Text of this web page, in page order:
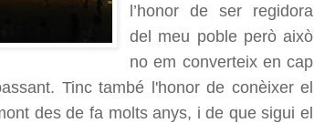
l’honor de ser regidora
del meu poble però això
no em converteix en cap
Tinc també l'honor de conèixer el
des de fa molts anys, i de que sigui el